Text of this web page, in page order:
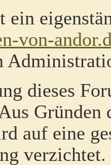
ein
von-
dieses
Gründen
auf eine